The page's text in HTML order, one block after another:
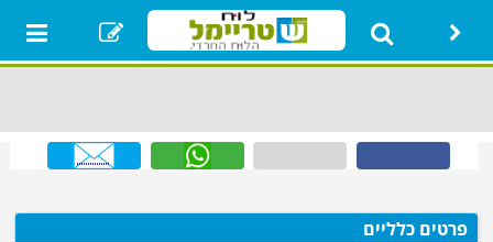
ראשי
רכבים
נופש מהדרין תת קטגוריה
פרטים כלליים